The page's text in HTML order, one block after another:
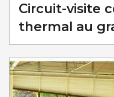
Circuit-visite
thermal au